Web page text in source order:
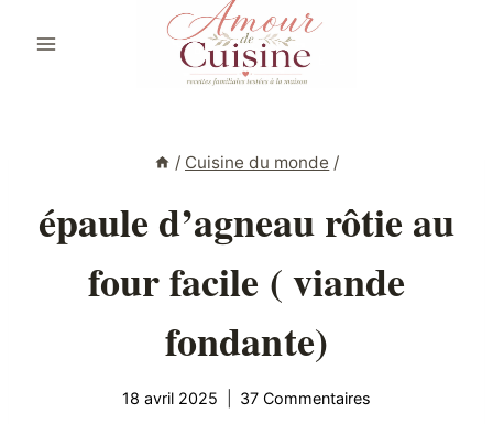
/ Cuisine du monde /
épaule d’agneau rôtie au
four facile ( viande
fondante)
18 avril 2025 37 Commentaires